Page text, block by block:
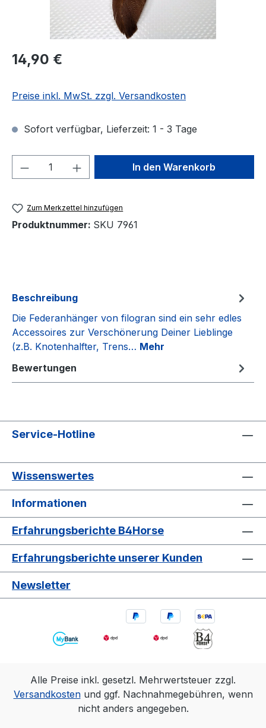
Regulärer Preis:
14,90 €
Preise inkl. MwSt. zzgl. Versandkosten
Sofort verfügbar, Lieferzeit: 1 - 3 Tage
Produkt Anzahl: Gib denIn den Warenkorb
Zum Merkzettel hinzufügen
Produktnummer: SKU 7961
Beschreibung
Die Federanhänger von filogran sind ein sehr edles
Accessoires zur Verschönerung Deiner Lieblinge
(z.B. Knotenhalfter, Trens… Mehr
Bewertungen
Service-Hotline
Wissenswertes
Informationen
Erfahrungsberichte B4Horse
Erfahrungsberichte unserer Kunden
Newsletter
Alle Preise inkl. gesetzl. Mehrwertsteuer zzgl.
Versandkostenund ggf. Nachnahmegebühren, wenn
nicht anders angegeben.